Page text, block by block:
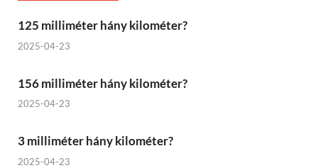
125 milliméter hány kilométer?
2025-04-23
156 milliméter hány kilométer?
2025-04-23
3 milliméter hány kilométer?
2025-04-23